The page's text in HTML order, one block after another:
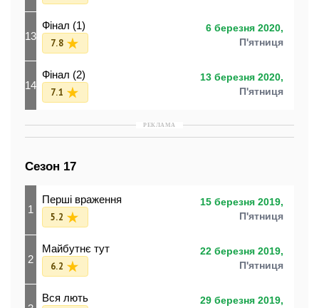
13
Фінал (1)
7.8
6 березня 2020,
П'ятниця
14
Фінал (2)
7.1
13 березня 2020,
П'ятниця
РЕКЛАМА
Сезон 17
1
Перші враження
5.2
15 березня 2019,
П'ятниця
2
Майбутнє тут
6.2
22 березня 2019,
П'ятниця
Вся лють
29 березня 2019,